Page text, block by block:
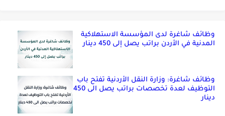
وظائف شاغرة لدى المؤسسة الاستهلاكية
المدنية في الأردن براتب يصل إلى 450 دينار
وظائف شاغرة: وزارة النقل الأردنية تفتح باب
التوظيف لعدة تخصصات براتب يصل الى 450
دينار